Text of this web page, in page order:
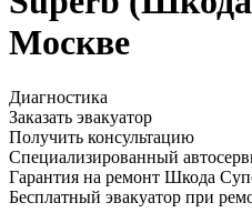
Москве
Диагностика
Заказать эвакуатор
Получить консультацию
Специализированный
Гарантия на ремонт Шкода
Бесплатный эвакуатор при